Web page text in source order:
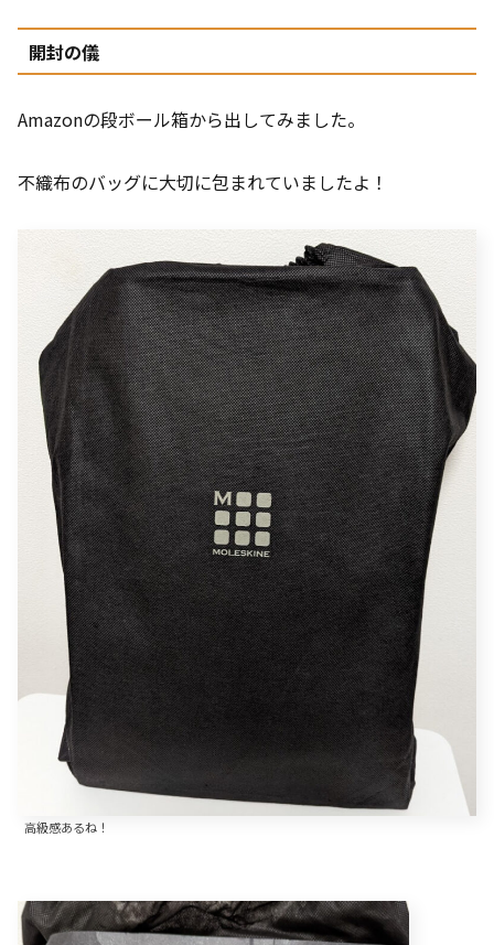
開封の儀
Amazonの段ボール箱から出してみました。
不織布のバッグに大切に包まれていましたよ！
高級感あるね！